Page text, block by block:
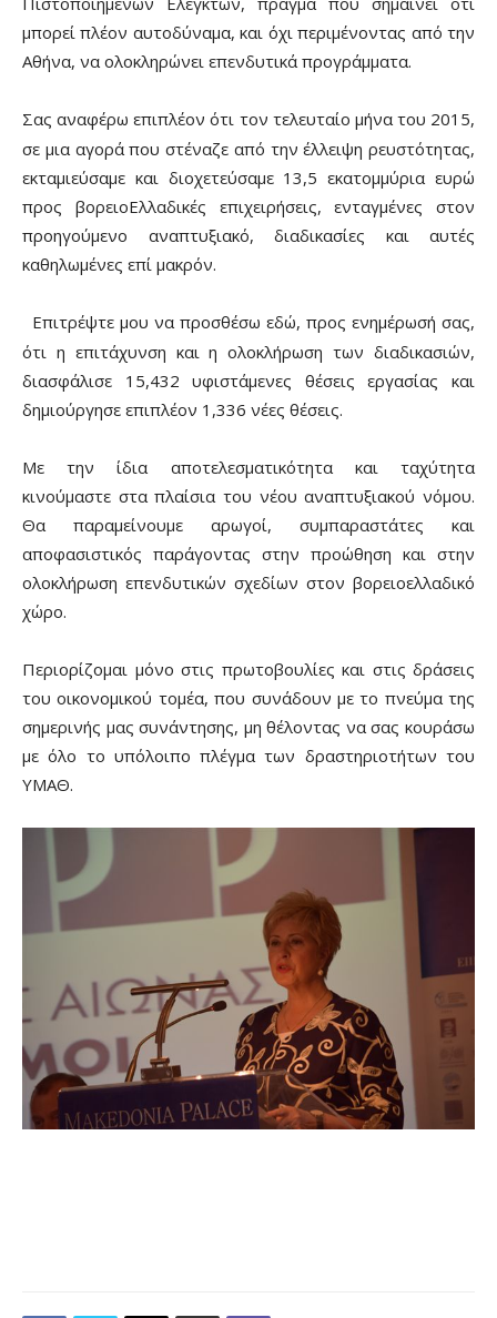
μπορεί πλέον αυτοδύναμα, και όχι περιμένοντας από την
Αθήνα, να ολοκληρώνει επενδυτικά προγράμματα.
Σας αναφέρω επιπλέον ότι τον τελευταίο μήνα του 2015,
σε μια αγορά που στέναζε από την έλλειψη ρευστότητας,
εκταμιεύσαμε και διοχετεύσαμε 13,5 εκατομμύρια ευρώ
προς βορειοΕλλαδικές επιχειρήσεις, ενταγμένες στον
προηγούμενο αναπτυξιακό, διαδικασίες και αυτές
καθηλωμένες επί μακρόν.
Επιτρέψτε μου να προσθέσω εδώ, προς ενημέρωσή σας,
ότι η επιτάχυνση και η ολοκλήρωση των διαδικασιών,
διασφάλισε 15,432 υφιστάμενες θέσεις εργασίας και
δημιούργησε επιπλέον 1,336 νέες θέσεις.
Με την ίδια αποτελεσματικότητα και ταχύτητα
κινούμαστε στα πλαίσια του νέου αναπτυξιακού νόμου.
Θα παραμείνουμε αρωγοί, συμπαραστάτες και
αποφασιστικός παράγοντας στην προώθηση και στην
ολοκλήρωση επενδυτικών σχεδίων στον βορειοελλαδικό
χώρο.
Περιορίζομαι μόνο στις πρωτοβουλίες και στις δράσεις
του οικονομικού τομέα, που συνάδουν με το πνεύμα της
σημερινής μας συνάντησης, μη θέλοντας να σας κουράσω
με όλο το υπόλοιπο πλέγμα των δραστηριοτήτων του
ΥΜΑΘ.